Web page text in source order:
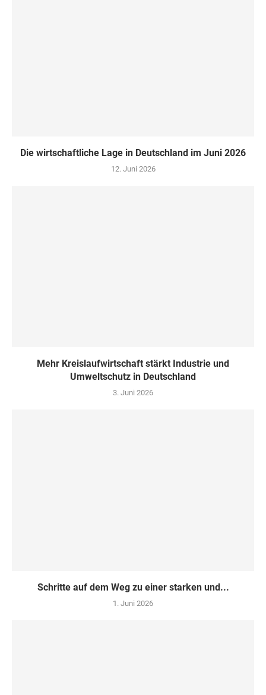
Die wirtschaftliche Lage in Deutschland im Juni 2026
12. Juni 2026
Mehr Kreislaufwirtschaft stärkt Industrie und
Umweltschutz in Deutschland
3. Juni 2026
Schritte auf dem Weg zu einer starken und...
1. Juni 2026